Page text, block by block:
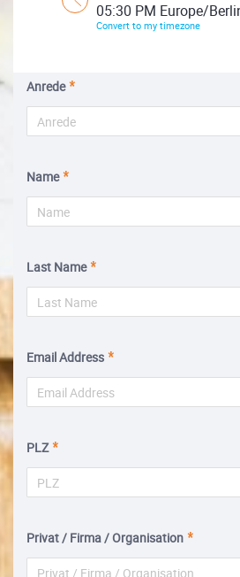
05:30 PM Europe/
Convert to my timezone
Anrede
Name
Last Name
Email Address
PLZ
Privat / Firma / Organisation